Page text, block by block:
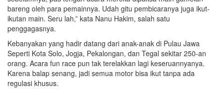
bareng oleh para pemainnya. Udah gitu pembicaranya juga ikut-
ikutan main. Seru lah,” kata Nanu Hakim, salah satu
penggagasnya.
Kebanyakan yang hadir datang dari anak-anak di Pulau Jawa
Seperti Kota Solo, Jogja, Pekalongan, dan Tegal sekitar 250-an
orang. Acara fun race pun tak terelakkan lagi keseruannyanya.
Karena balap senang, jadi semua motor bisa ikut tanpa ada
regulasi khusus.